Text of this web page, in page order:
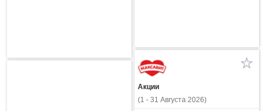
Акции
(1 - 31 Августа 2026)